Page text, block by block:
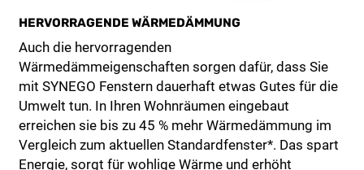
HERVORRAGENDE WÄRMEDÄMMUNG
Auch die hervorragenden
Wärmedämmeigenschaften sorgen dafür, dass Sie
mit SYNEGO Fenstern dauerhaft etwas Gutes für die
Umwelt tun. In Ihren Wohnräumen eingebaut
erreichen sie bis zu 45 % mehr Wärmedämmung im
Vergleich zum aktuellen Standardfenster*. Das spart
Energie, sorgt für wohlige Wärme und erhöht